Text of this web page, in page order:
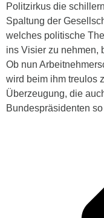
Politzirkus die
Spaltung der
welches politische
ins Visier zu nehmen,
Ob nun
wird beim ihm treulos
Überzeugung, die
Bundespräsidenten